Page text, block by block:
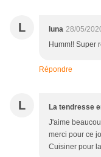
L luna 28/05/
Humm!! Super
Répondre
L La tendresse
J'aime
merci pour ce
Cuisiner pour